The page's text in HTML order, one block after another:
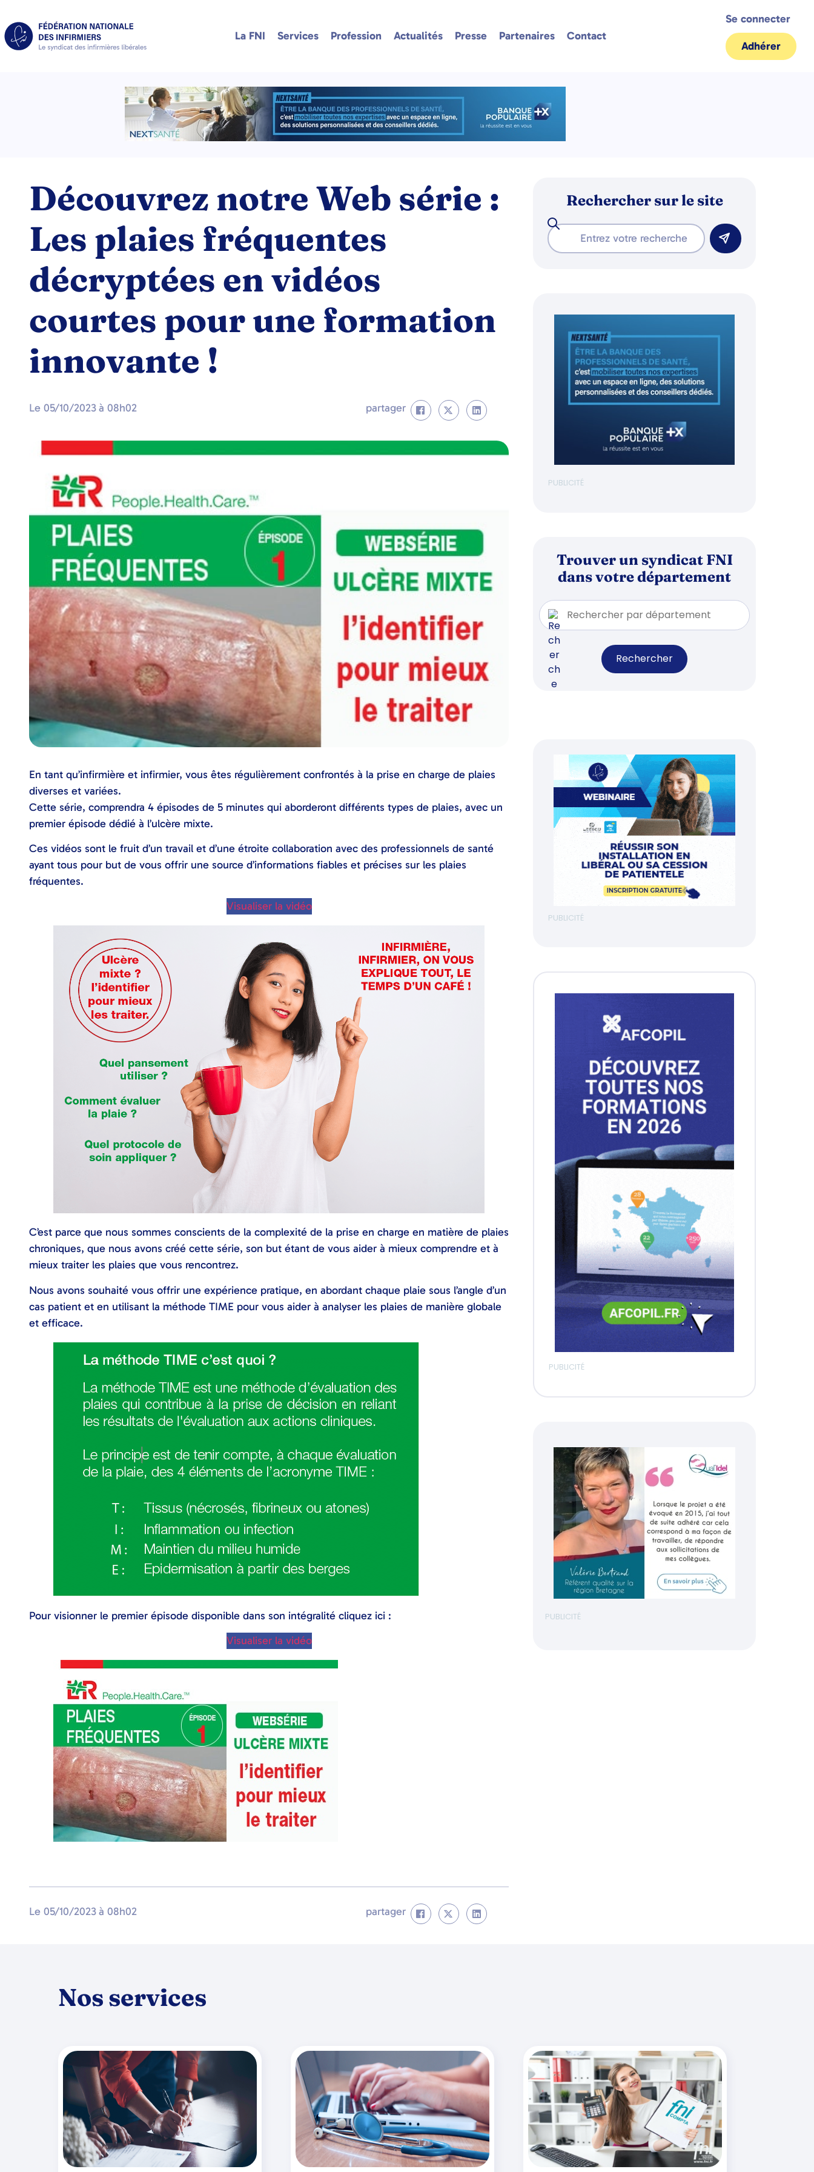
La FNI Services Profession Actualités Presse Partenaires Contact
Se connecter
Adhérer
Découvrez notre Web série :
Les plaies fréquentes
décryptées en vidéos
courtes pour une formation
innovante !
Le 05/10/2023à 08h02 partager
En tant qu’infirmière et infirmier, vous êtes régulièrement confrontés à la prise en charge de plaies
diverses et variées.
Cette série, comprendra 4 épisodes de 5 minutes qui aborderont différents types de plaies, avec un
premier épisode dédié à l’ulcère mixte.
Ces vidéos sont le fruit d’un travail et d’une étroite collaboration avec des professionnels de santé
ayant tous pour but de vous offrir une source d’informations fiables et précises sur les plaies
fréquentes.
Visualiser la vidéo
C’est parce que nous sommes conscients de la complexité de la prise en charge en matière de plaies
chroniques, que nous avons créé cette série, son but étant de vous aider à mieux comprendre et à
mieux traiter les plaies que vous rencontrez.
Nous avons souhaité vous offrir une expérience pratique, en abordant chaque plaie sous l’angle d’un
cas patient et en utilisant la méthode TIME pour vous aider à analyser les plaies de manière globale
et efficace.
Pour visionner le premier épisode disponible dans son intégralité cliquez ici :
Visualiser la vidéo
Le 05/10/2023à 08h02 partager
Rechercher sur le site
PUBLICITÉ
Trouver un syndicat FNI
dans votre département
PUBLICITÉ
PUBLICITÉ
PUBLICITÉ
Nos services